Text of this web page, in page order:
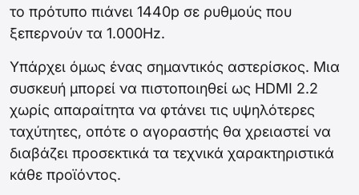
το πρότυπο πιάνει 1440p σε ρυθμούς που
ξεπερνούν τα 1.000Hz.
Υπάρχει όμως ένας σημαντικός αστερίσκος. Μια
συσκευή μπορεί να πιστοποιηθεί ως HDMI 2.2
χωρίς απαραίτητα να φτάνει τις υψηλότερες
ταχύτητες, οπότε ο αγοραστής θα χρειαστεί να
διαβάζει προσεκτικά τα τεχνικά χαρακτηριστικά
κάθε προϊόντος.